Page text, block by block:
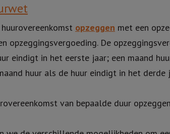
opzeggen met een
opzeggingsvergoeding. De
eindigt in het eerste jaar; een maand
huur als de huur eindigt in het derde
van bepaalde duur